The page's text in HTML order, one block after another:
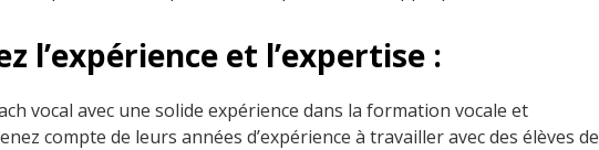
l’expérience et l’expertise :
vocal avec une solide expérience dans la formation vocale et
compte de leurs années d’expérience à travailler avec des élèves de